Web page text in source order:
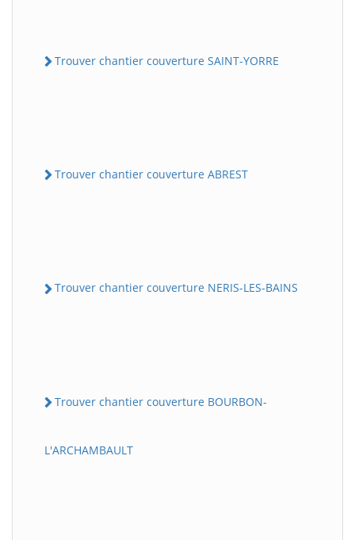
Trouver chantier couverture SAINT-YORRE
Trouver chantier couverture ABREST
Trouver chantier couverture NERIS-LES-BAINS
Trouver chantier couverture BOURBON-
L'ARCHAMBAULT